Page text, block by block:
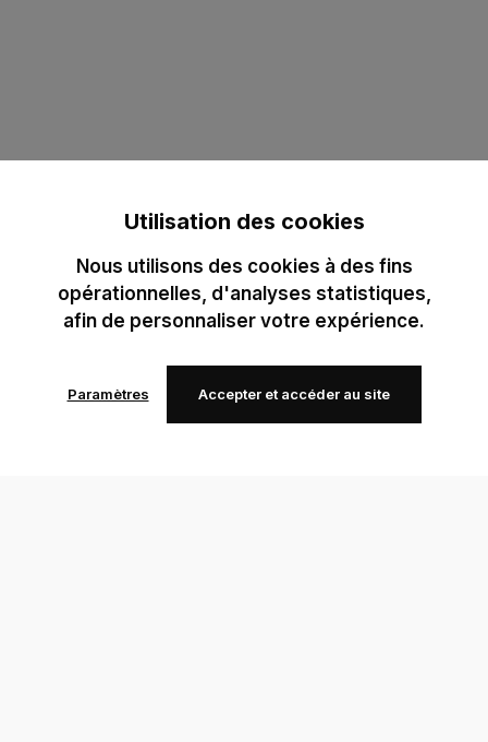
Utilisation des cookies
Nous utilisons des cookies à des fins
opérationnelles, d'analyses statistiques,
afin de personnaliser votre expérience.
Paramètres Accepter et accéder au site